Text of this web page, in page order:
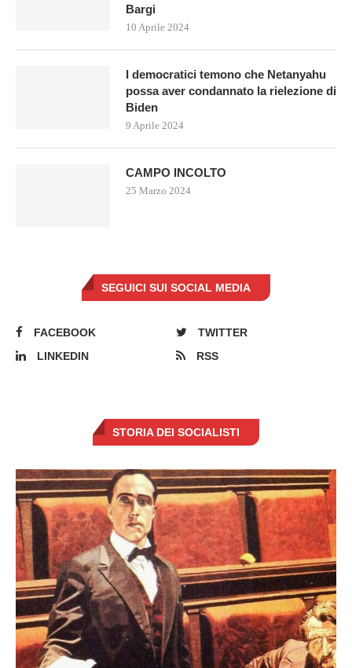
Bargi
10 Aprile 2024
I democratici temono che Netanyahu
possa aver condannato la rielezione di
Biden
9 Aprile 2024
CAMPO INCOLTO
25 Marzo 2024
SEGUICI SUI SOCIAL MEDIA
FACEBOOK
TWITTER
LINKEDIN
RSS
STORIA DEI SOCIALISTI